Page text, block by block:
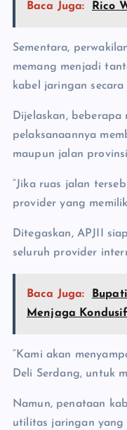
Baca Juga: Rico
Sementara,
memang menjadi
kabel jaringan
Dijelaskan,
pelaksanaannya
maupun jalan
“Jika ruas jalan
provider yang
Ditegaskan, APJII
seluruh provider
Baca Juga:
Menjaga
“Kami akan
Deli Serdang, untuk
Namun, penataan
utilitas jaringan yang